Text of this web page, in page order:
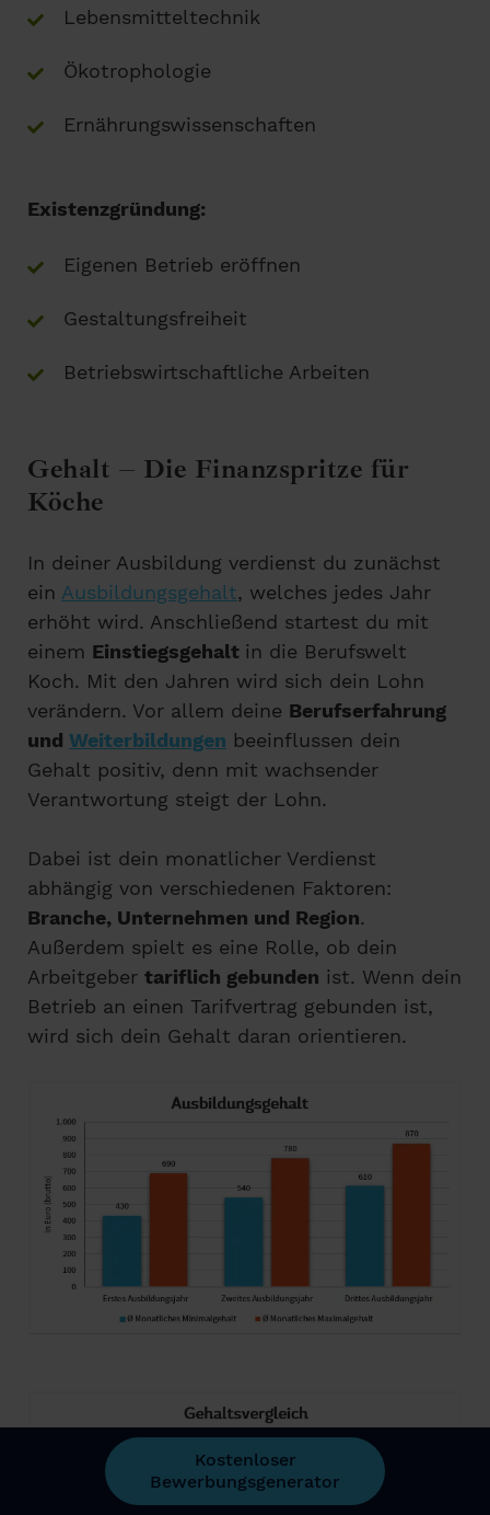
Lebensmitteltechnik
Ökotrophologie
Ernährungswissenschaften
Existenzgründung:
Eigenen Betrieb eröffnen
Gestaltungsfreiheit
Betriebswirtschaftliche Arbeiten
Gehalt – Die Finanzspritze für
Köche
In deiner Ausbildung verdienst du zunächst
ein Ausbildungsgehalt, welches jedes Jahr
erhöht wird. Anschließend startest du mit
einem Einstiegsgehalt in die Berufswelt
Koch. Mit den Jahren wird sich dein Lohn
verändern. Vor allem deine Berufserfahrung
und Weiterbildungen beeinflussen dein
Gehalt positiv, denn mit wachsender
Verantwortung steigt der Lohn.
Dabei ist dein monatlicher Verdienst
abhängig von verschiedenen Faktoren:
Branche, Unternehmen und Region.
Außerdem spielt es eine Rolle, ob dein
Arbeitgeber tariflich gebunden ist. Wenn dein
Betrieb an einen Tarifvertrag gebunden ist,
wird sich dein Gehalt daran orientieren.
Kostenloser
Bewerbungsgenerator